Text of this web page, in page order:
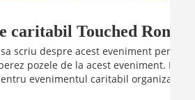
caritabil Touched
scriu despre acest eveniment pentru
pozele de la acest eveniment. Pe
evenimentul caritabil organizat pe